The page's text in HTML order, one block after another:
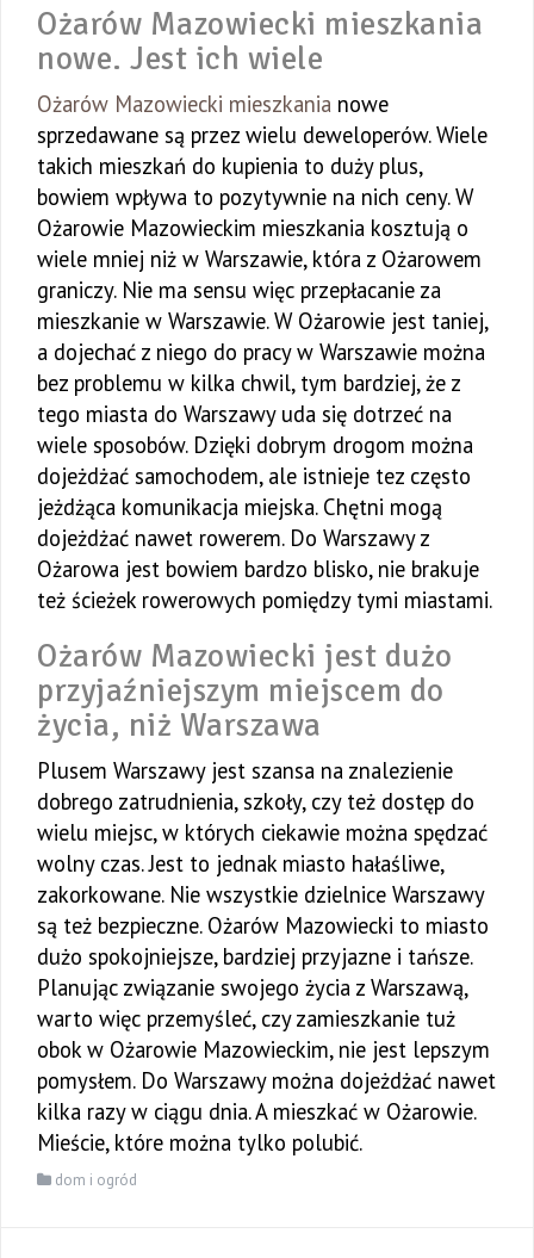
Ożarów Mazowiecki mieszkania
nowe. Jest ich wiele
Ożarów Mazowiecki mieszkania nowe
sprzedawane są przez wielu deweloperów. Wiele
takich mieszkań do kupienia to duży plus,
bowiem wpływa to pozytywnie na nich ceny. W
Ożarowie Mazowieckim mieszkania kosztują o
wiele mniej niż w Warszawie, która z Ożarowem
graniczy. Nie ma sensu więc przepłacanie za
mieszkanie w Warszawie. W Ożarowie jest taniej,
a dojechać z niego do pracy w Warszawie można
bez problemu w kilka chwil, tym bardziej, że z
tego miasta do Warszawy uda się dotrzeć na
wiele sposobów. Dzięki dobrym drogom można
dojeżdżać samochodem, ale istnieje tez często
jeżdżąca komunikacja miejska. Chętni mogą
dojeżdżać nawet rowerem. Do Warszawy z
Ożarowa jest bowiem bardzo blisko, nie brakuje
też ścieżek rowerowych pomiędzy tymi miastami.
Ożarów Mazowiecki jest dużo
przyjaźniejszym miejscem do
życia, niż Warszawa
Plusem Warszawy jest szansa na znalezienie
dobrego zatrudnienia, szkoły, czy też dostęp do
wielu miejsc, w których ciekawie można spędzać
wolny czas. Jest to jednak miasto hałaśliwe,
zakorkowane. Nie wszystkie dzielnice Warszawy
są też bezpieczne. Ożarów Mazowiecki to miasto
dużo spokojniejsze, bardziej przyjazne i tańsze.
Planując związanie swojego życia z Warszawą,
warto więc przemyśleć, czy zamieszkanie tuż
obok w Ożarowie Mazowieckim, nie jest lepszym
pomysłem. Do Warszawy można dojeżdżać nawet
kilka razy w ciągu dnia. A mieszkać w Ożarowie.
Mieście, które można tylko polubić.
dom i ogród